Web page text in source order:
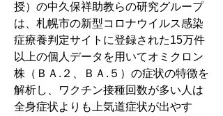
授）の中久保祥助教らの研究グループ
は、札幌市の新型コロナウイルス感染
症療養判定サイトに登録された15万件
以上の個人データを用いてオミクロン
株（ＢＡ.２、ＢＡ.５）の症状の特徴を
解析し、ワクチン接種回数が多い人は
全身症状よりも上気道症状が出やす